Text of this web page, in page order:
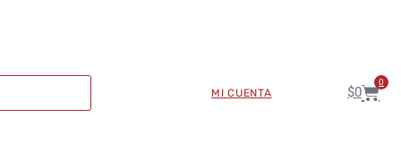
MI CUENTA $0
0